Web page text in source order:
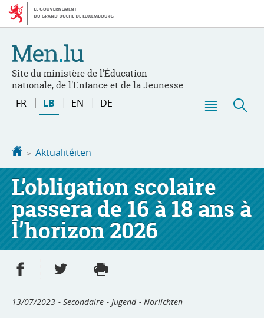
Bei
den
Aller
au
Site du ministère de l'Éducation
nationale, de l'Enfance et de la Jeunesse
Changer
FR LB EN DE
Startsäit
Aktualitéiten
L’obligation scolaire
passera de 16 à 18 ans à
l’horizon 2026
Partager sur Facebook
Partager sur Twitter
13/07/2023 • Secondaire • Jugend • Noriichten